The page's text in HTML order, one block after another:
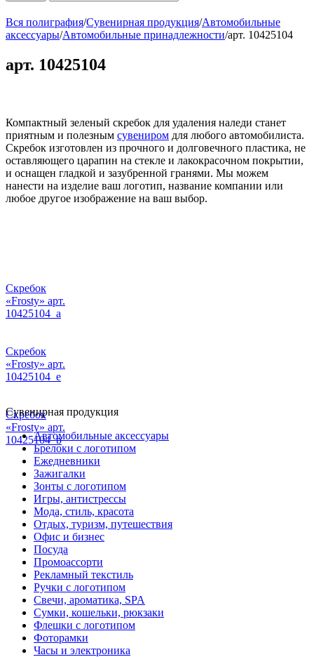
Вся полиграфия/Сувенирная продукция/Автомобильные
аксессуары/Автомобильные принадлежности/арт. 10425104
арт. 10425104
Компактный зеленый скребок для удаления наледи станет
приятным и полезным сувениром для любого автомобилиста.
Скребок изготовлен из прочного и долговечного пластика, не
оставляющего царапин на стекле и лакокрасочном покрытии,
и оснащен гладкой и зазубренной гранями. Мы можем
нанести на изделие ваш логотип, название компании или
любое другое изображение на ваш выбор.
Скребок
«Frosty» арт.
10425104_a
Скребок
«Frosty» арт.
10425104_e
Скребок
«Frosty» арт.
10425104_b
Сувенирная продукция
Автомобильные аксессуары
Брелоки с логотипом
Ежедневники
Зажигалки
Зонты с логотипом
Игры, антистрессы
Мода, стиль, красота
Отдых, туризм, путешествия
Офис и бизнес
Посуда
Промоассорти
Рекламный текстиль
Ручки с логотипом
Свечи, ароматика, SPA
Сумки, кошельки, рюкзаки
Флешки с логотипом
Фоторамки
Часы и электроника